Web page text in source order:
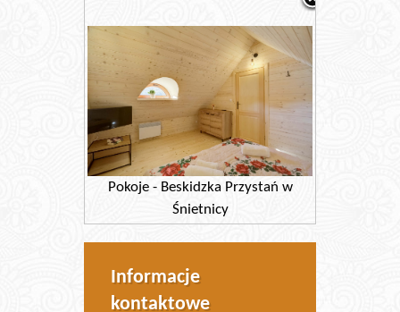
Pokoje - Beskidzka Przystań w
Śnietnicy
Informacje
kontaktowe